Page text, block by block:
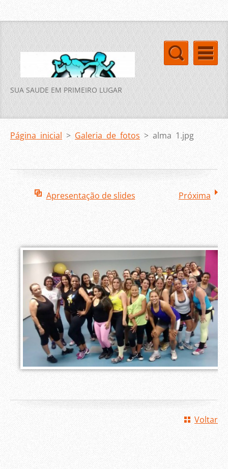
SUA SAUDE EM PRIMEIRO LUGAR
Página inicial > Galeria de fotos > alma 1.jpg
Apresentação de slides Próxima
Voltar